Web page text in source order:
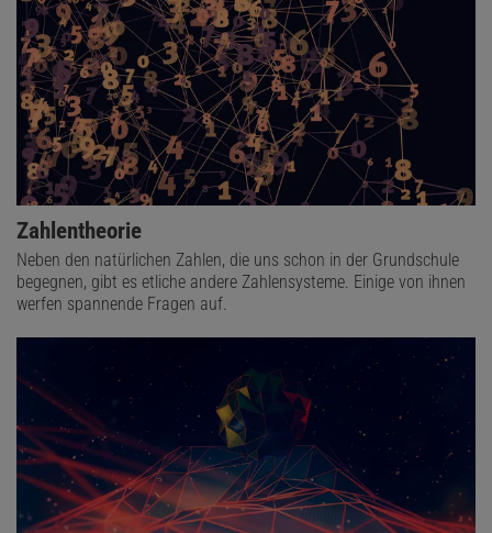
Zahlentheorie
Neben den natürlichen Zahlen, die uns schon in der Grundschule
begegnen, gibt es etliche andere Zahlensysteme. Einige von ihnen
werfen spannende Fragen auf.